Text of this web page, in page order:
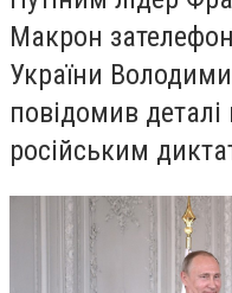
Макрон
України
повідомив деталі
російським